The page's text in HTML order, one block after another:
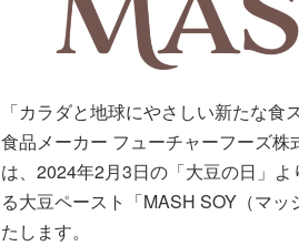
「カラダと地球にやさしい新たな
食品メーカー フューチャーフーズ株
は、2024年2月3日の「大豆の日」
る大豆ペースト「MASH SOY（マ
たします。